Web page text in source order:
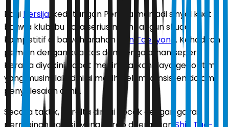
Bagi Persija, kedatangan Peralta menjadi sinyal kuat
bahwa klub ibu kota serius membangun skuad
kompetitif di bawah arahan
Shin Tae-yong . Kehadiran
pemain dengan kualitas dan pengalaman seperti
Peralta diyakini dapat meningkatkan daya gedor tim
yang musim lalu dinilai masih belum konsisten dalam
penyelesaian akhir.
Secara taktik, Peralta dinilai cocok dengan gaya